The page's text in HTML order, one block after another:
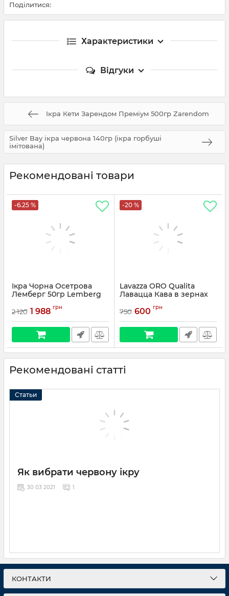
Поділитися:
Характеристики
Відгуки
Ікра Кети Зарендом Преміум 500гр Zarendom
Silver Bay ікра червона 140гр (ікра горбуші
імітована)
Рекомендовані товари
-6.25 %
Ікра Чорна Осетрова
Лемберг 50гр Lemberg
2 120 1 988 грн
-20 %
Lavazza ORO Qualita
Лавацца Кава в зернах
750 600 грн
Рекомендовані статті
Статьи
Як вибрати червону ікру
30 03 2021 1
КОНТАКТИ